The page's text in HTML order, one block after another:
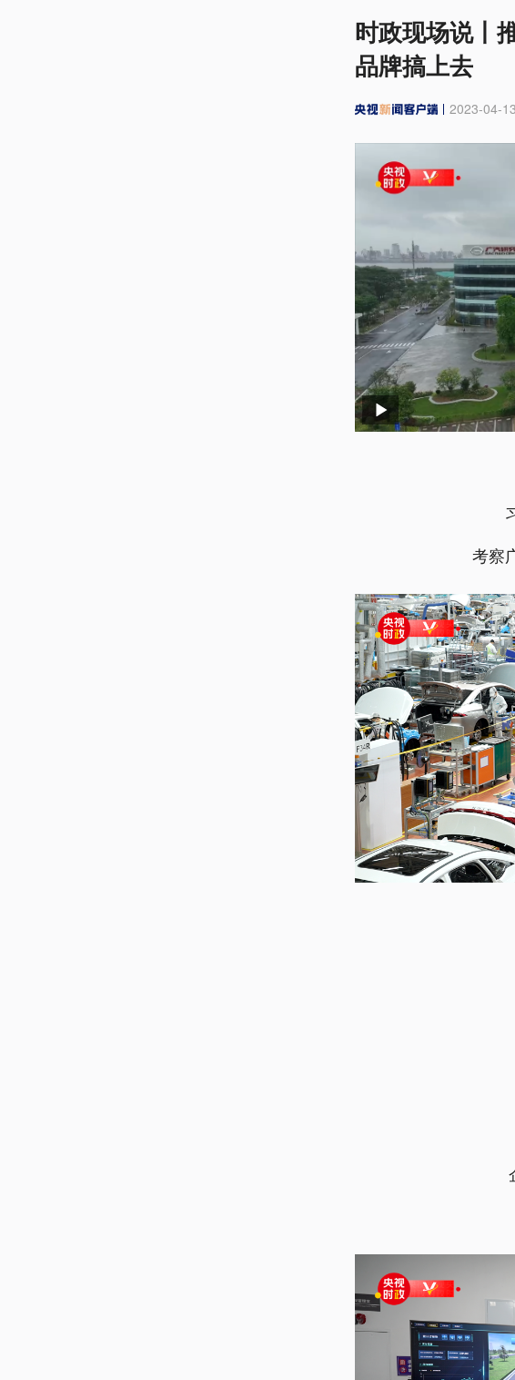
时政现场说丨
品牌搞上去
2023-04-
考察